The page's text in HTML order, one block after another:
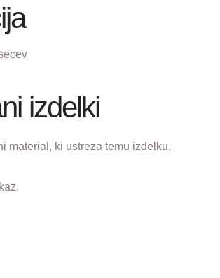
izdelki
material, ki ustreza temu izdelku.